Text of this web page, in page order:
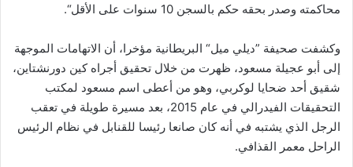
محاكمته وصدر بحقه حكم بالسجن 10 سنوات على الأقل“.
وكشفت صحيفة ”ديلي ميل“ البريطانية مؤخرا، أن الاتهامات الموجهة
إلى أبو عجيلة مسعود، ظهرت من خلال تحقيق أجراه كين دورنشتاين،
شقيق أحد ضحايا لوكربي، وهو من أعطى اسم مسعود لمكتب
التحقيقات الفيدرالي في عام 2015، بعد مسيرة طويلة في تعقب
الرجل الذي يشتبه في أنه كان صانعا رئيسا للقنابل في نظام الرئيس
الراحل معمر القذافي.